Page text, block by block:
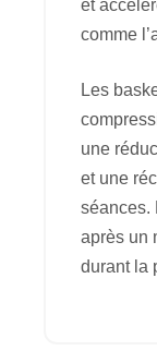
et
comme
Les
une
et une
séances.
après un
durant la